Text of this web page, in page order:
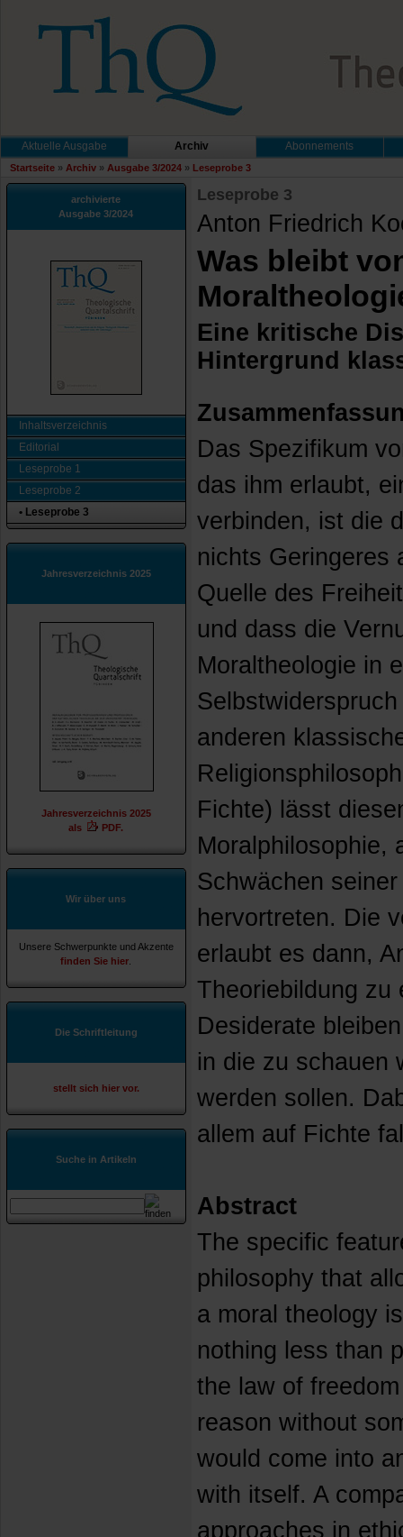
Aktuelle Ausgabe Archiv Abonnements
Startseite » Archiv » Ausgabe 3/2024 » Leseprobe 3
archivierte
Ausgabe 3/2024
Inhaltsverzeichnis
Editorial
Leseprobe 1
Leseprobe 2
• Leseprobe 3
Jahresverzeichnis 2025
Jahresverzeichnis 2025
als
PDF.
Wir über uns
Unsere Schwerpunkte und Akzente
finden Sie hier
Die Schriftleitung
stellt sich hier vor.
Suche in Artikeln
Leseprobe 3
Anton Friedrich
Was bleibt
Eine kritische
Hintergrund
Das Spezifikum
das ihm erlaubt,
verbinden, ist die
nichts Geringeres
Quelle des
und dass die
Moraltheologie in
anderen
Fichte) lässt
Moralphilosophie,
Schwächen
hervortreten. Die
erlaubt es dann,
Theoriebildung zu
Desiderate
in die zu schauen
werden sollen.
allem auf Fichte
Abstract
The specific
philosophy that
a moral theology
nothing less than
the law of
reason without
would come into
with itself. A
approaches in